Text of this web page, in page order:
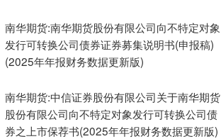
南华期货:南华期货股份有限公司向不特定对象
发行可转换公司债券证券募集说明书(申报稿)
(2025年年报财务数据更新版)
南华期货:中信证券股份有限公司关于南华期货
股份有限公司向不特定对象发行可转换公司债
券之上市保荐书(2025年年报财务数据更新版)